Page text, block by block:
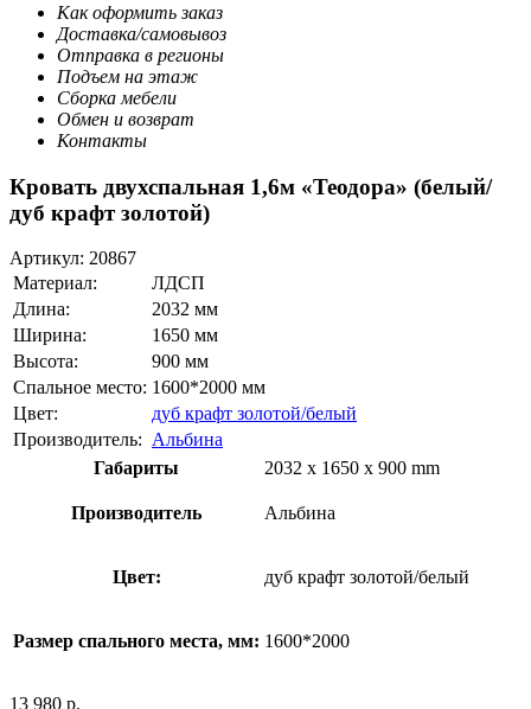
Как оформить заказ
Доставка/самовывоз
Отправка в регионы
Подъем на этаж
Сборка мебели
Обмен и возврат
Контакты
Кровать двухспальная 1,6м «Теодора» (белый/
дуб крафт золотой)
Артикул: 20867
Материал:
ЛДСП
Длина:
2032 мм
Ширина:
1650 мм
Высота:
900 мм
Спальное место: 1600*2000 мм
Цвет:
дуб крафт золотой/белый
Производитель: Альбина
Габариты
2032 x 1650 x 900 mm
Производитель Альбина
Цвет: дуб крафт золотой/белый
Размер спального места, мм: 1600*2000
13 980 р.